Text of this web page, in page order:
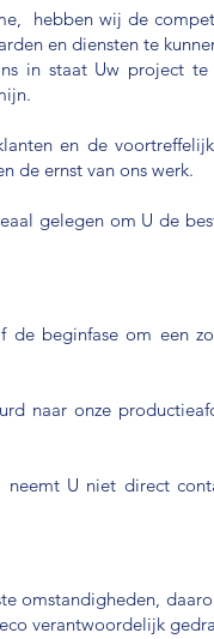
hebben wij de
en diensten te
in staat Uw project
en de
de ernst van ons werk.
gelegen om U de
de beginfase om een
naar onze
neemt U niet direct
omstandigheden,
verantwoordelijk